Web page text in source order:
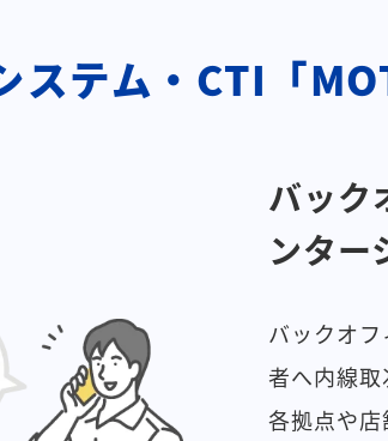
ステム・CTI「
バック
ンター
バックオ
者へ内線取
各拠点や